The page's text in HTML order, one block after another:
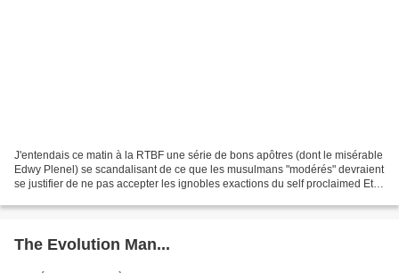
J'entendais ce matin à la RTBF une série de bons apôtres (dont le misérable
Edwy Plenel) se scandalisant de ce que les musulmans "modérés" devraient
se justifier de ne pas accepter les ignobles exactions du self proclaimed Etat
The Evolution Man...